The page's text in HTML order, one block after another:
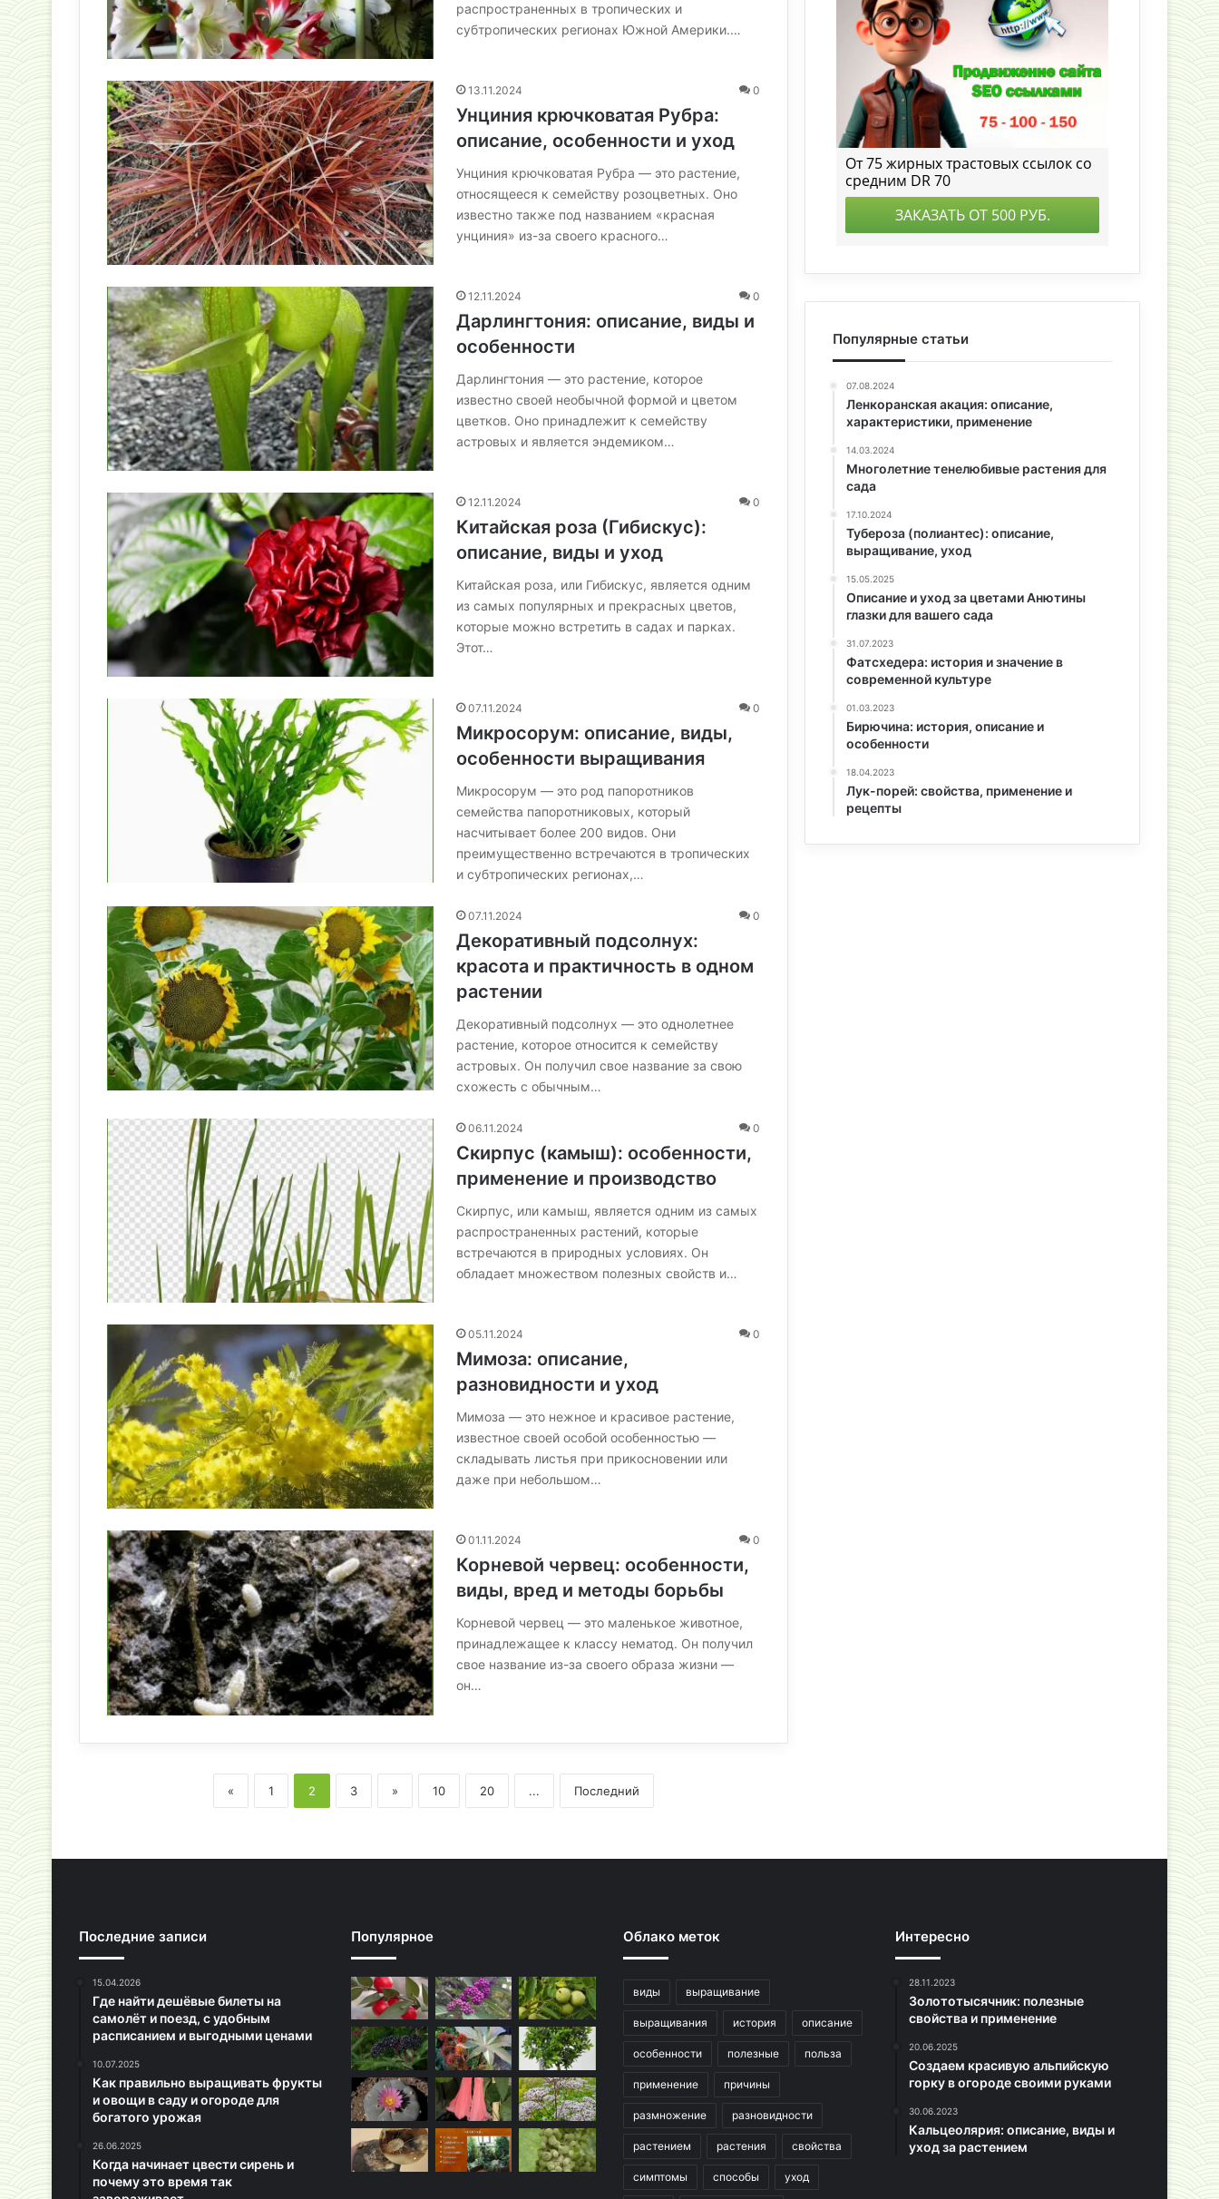
распространенных в тропических и
субтропических регионах Южной Америки.…
13.11.2024 0
Унциния крючковатая Рубра:
описание, особенности и уход
Унциния крючковатая Рубра — это растение,
относящееся к семейству розоцветных. Оно
известно также под названием «красная
унциния» из-за своего красного…
12.11.2024 0
Дарлингтония: описание, виды и
особенности
Дарлингтония — это растение, которое
известно своей необычной формой и цветом
цветков. Оно принадлежит к семейству
астровых и является эндемиком…
12.11.2024 0
Китайская роза (Гибискус):
описание, виды и уход
Китайская роза, или Гибискус, является одним
из самых популярных и прекрасных цветов,
которые можно встретить в садах и парках.
Этот…
07.11.2024 0
Микросорум: описание, виды,
особенности выращивания
Микросорум — это род папоротников
семейства папоротниковых, который
насчитывает более 200 видов. Они
преимущественно встречаются в тропических
и субтропических регионах,…
07.11.2024 0
Декоративный подсолнух:
красота и практичность в одном
растении
Декоративный подсолнух — это однолетнее
растение, которое относится к семейству
астровых. Он получил свое название за свою
схожесть с обычным…
06.11.2024 0
Скирпус (камыш): особенности,
применение и производство
Скирпус, или камыш, является одним из самых
распространенных растений, которые
встречаются в природных условиях. Он
обладает множеством полезных свойств и…
05.11.2024 0
Мимоза: описание,
разновидности и уход
Мимоза — это нежное и красивое растение,
известное своей особой особенностью —
складывать листья при прикосновении или
даже при небольшом…
01.11.2024 0
Корневой червец: особенности,
виды, вред и методы борьбы
Корневой червец — это маленькое животное,
принадлежащее к классу нематод. Он получил
свое название из-за своего образа жизни —
он…
« 1 2 3 » 10 20 ... Последний
Популярные статьи
07.08.2024
Ленкоранская акация: описание,
характеристики, применение
14.03.2024
Многолетние тенелюбивые растения для
сада
17.10.2024
Тубероза (полиантес): описание,
выращивание, уход
15.05.2025
Описание и уход за цветами Анютины
глазки для вашего сада
31.07.2023
Фатсхедера: история и значение в
современной культуре
01.03.2023
Бирючина: история, описание и
особенности
18.04.2023
Лук-порей: свойства, применение и
рецепты
Последние записи
15.04.2026
Где найти дешёвые билеты на
самолёт и поезд, с удобным
расписанием и выгодными ценами
10.07.2025
Как правильно выращивать фрукты
и овощи в саду и огороде для
богатого урожая
26.06.2025
Когда начинает цвести сирень и
почему это время так
Популярное Облако меток
виды выращивание
выращивания история описание
особенности полезные польза
применение причины
размножение разновидности
растением растения свойства
симптомы способы уход
Интересно
28.11.2023
Золототысячник: полезные
свойства и применение
20.06.2025
Создаем красивую альпийскую
горку в огороде своими руками
30.06.2023
Кальцеолярия: описание, виды и
уход за растением